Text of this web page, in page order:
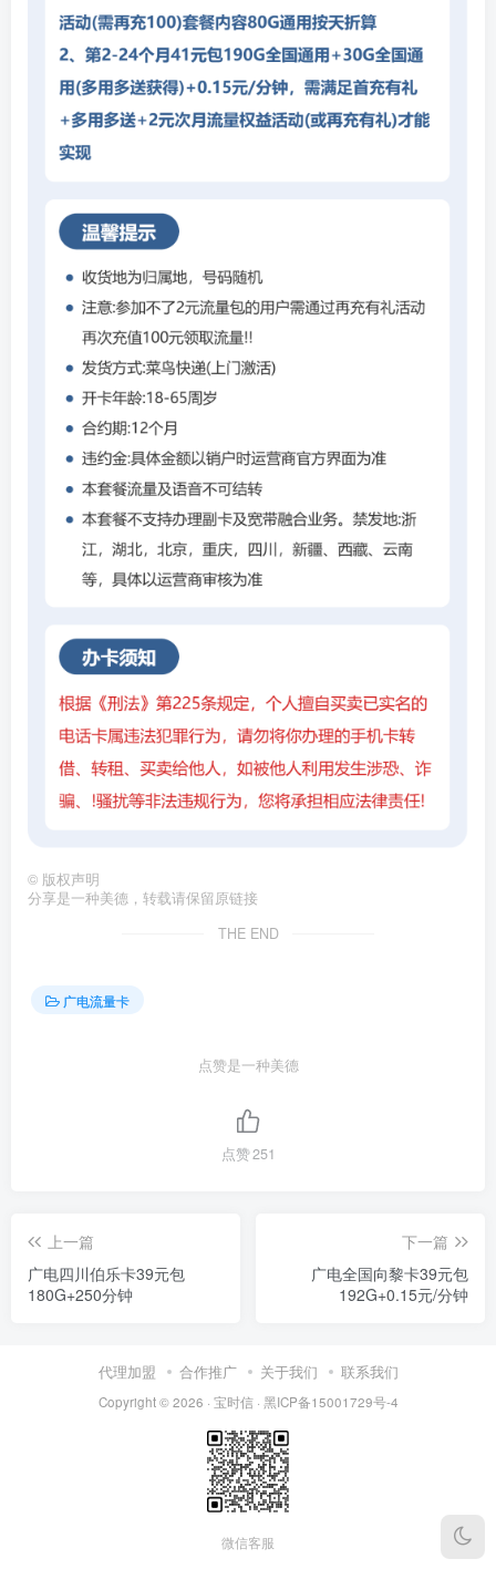
© 版权声明
分享是一种美德，转载请保留原链接
THE END
广电流量卡
点赞是一种美德
点赞251
上一篇
广电四川伯乐卡39元包
180G+250分钟
下一篇
广电全国向黎卡39元包
192G+0.15元/分钟
代理加盟 合作推广 关于我们 联系我们
Copyright © 2026 · 宝时信· 黑ICP备15001729号-4
微信客服